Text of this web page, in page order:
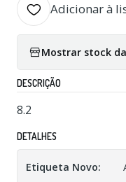
Adicionar à
Mostrar stock
DESCRIÇÃO
8.2
DETALHES
Etiqueta Novo: